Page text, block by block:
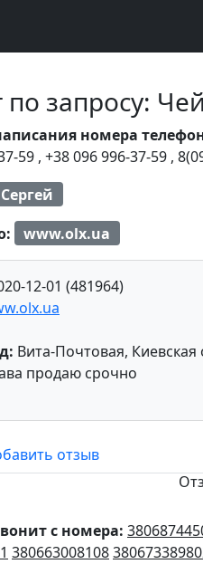
по запросу:
номера
59 , +38 096 996-37-59 ,
Сергей
www.olx.ua
12-01 (481964)
Вита-Почтовая,
продаю срочно
отзыв
с номера:
380663008108